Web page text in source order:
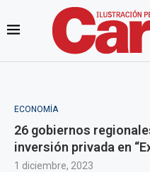
ECONOMÍA
26 gobiernos
inversión privada en
1 diciembre, 2023